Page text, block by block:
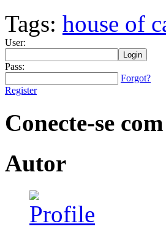
Tags: house of
User:
Pass:
Forgot?
Register
Conecte-se
Autor